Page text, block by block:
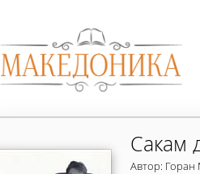
Сакам
Автор: Горан